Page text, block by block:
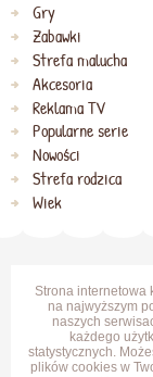
Gry
Zabawki
Strefa malucha
Akcesoria
Reklama TV
Popularne serie
Nowości
Strefa rodzica
Wiek
Strona internetowa
na najwyższym
naszych
każdego
statystycznych.
plików cookies w